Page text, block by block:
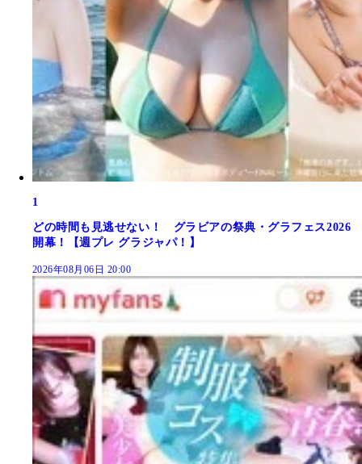
1
どの時間も見逃せない！ グラビアの祭典・グラフェス2026
開幕！【週プレ グラジャパ！】
2026年08月06日 20:00